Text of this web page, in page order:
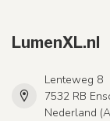
LumenXL.nl
Lenteweg 8
7532 RB
Nederland